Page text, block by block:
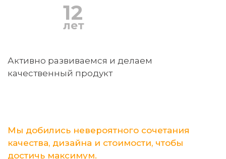
12
лет
Активно развиваемся и делаем
качественный продукт
Мы добились невероятного сочетания
качества, дизайна и стоимости, чтобы
достичь максимум.